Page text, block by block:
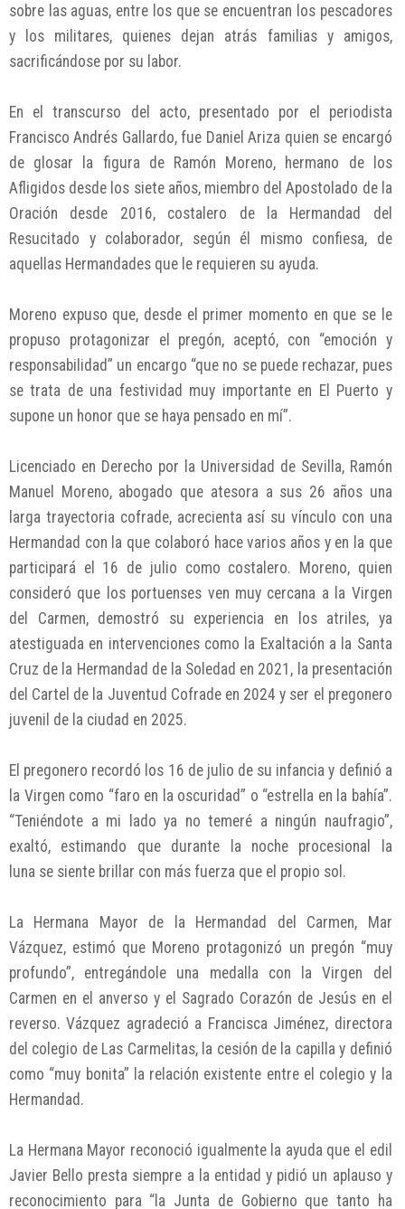
sobre las aguas, entre los que se encuentran los pescadores
y los militares, quienes dejan atrás familias y amigos,
sacrificándose por su labor.
En el transcurso del acto, presentado por el periodista
Francisco Andrés Gallardo, fue Daniel Ariza quien se encargó
de glosar la figura de Ramón Moreno, hermano de los
Afligidos desde los siete años, miembro del Apostolado de la
Oración desde 2016, costalero de la Hermandad del
Resucitado y colaborador, según él mismo confiesa, de
aquellas Hermandades que le requieren su ayuda.
Moreno expuso que, desde el primer momento en que se le
propuso protagonizar el pregón, aceptó, con “emoción y
responsabilidad” un encargo “que no se puede rechazar, pues
se trata de una festividad muy importante en El Puerto y
supone un honor que se haya pensado en mí”.
Licenciado en Derecho por la Universidad de Sevilla, Ramón
Manuel Moreno, abogado que atesora a sus 26 años una
larga trayectoria cofrade, acrecienta así su vínculo con una
Hermandad con la que colaboró hace varios años y en la que
participará el 16 de julio como costalero. Moreno, quien
consideró que los portuenses ven muy cercana a la Virgen
del Carmen, demostró su experiencia en los atriles, ya
atestiguada en intervenciones como la Exaltación a la Santa
Cruz de la Hermandad de la Soledad en 2021, la presentación
del Cartel de la Juventud Cofrade en 2024 y ser el pregonero
juvenil de la ciudad en 2025.
El pregonero recordó los 16 de julio de su infancia y definió a
la Virgen como “faro en la oscuridad” o “estrella en la bahía”.
“Teniéndote a mi lado ya no temeré a ningún naufragio”,
exaltó, estimando que durante la noche procesional la
luna se siente brillar con más fuerza que el propio sol.
La Hermana Mayor de la Hermandad del Carmen, Mar
Vázquez, estimó que Moreno protagonizó un pregón “muy
profundo”, entregándole una medalla con la Virgen del
Carmen en el anverso y el Sagrado Corazón de Jesús en el
reverso. Vázquez agradeció a Francisca Jiménez, directora
del colegio de Las Carmelitas, la cesión de la capilla y definió
como “muy bonita” la relación existente entre el colegio y la
Hermandad.
La Hermana Mayor reconoció igualmente la ayuda que el edil
Javier Bello presta siempre a la entidad y pidió un aplauso y
reconocimiento para “la Junta de Gobierno que tanto ha